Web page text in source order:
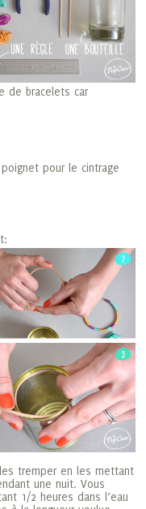
de bracelets car
pour le cintrage
tremper en les mettant
une nuit. Vous
1/2 heures dans l’eau